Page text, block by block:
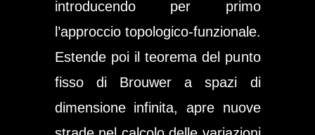
introducendo per primo
l’approccio topologico-funzionale.
Estende poi il teorema del punto
fisso di Brouwer a spazi di
dimensione infinita, apre nuove